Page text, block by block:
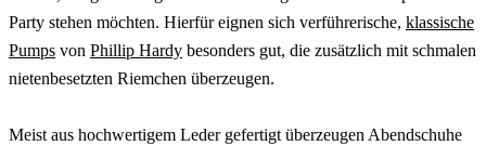
Party stehen möchten. Hierfür eignen sich verführerische, klassische
Pumps von Phillip Hardy besonders gut, die zusätzlich mit schmalen
nietenbesetzten Riemchen überzeugen.
Meist aus hochwertigem Leder gefertigt überzeugen Abendschuhe